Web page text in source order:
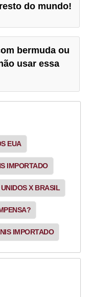
do mundo!
bermuda ou
usar essa
EUA
IMPORTADO
X BRASIL
IMPORTADO